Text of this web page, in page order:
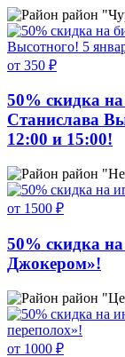
район
от 350 ₽
50% скидка
Станислава
12:00 и 15:00!
район
от 1500 ₽
50% скидка
Джокером»!
район
от 1000 ₽